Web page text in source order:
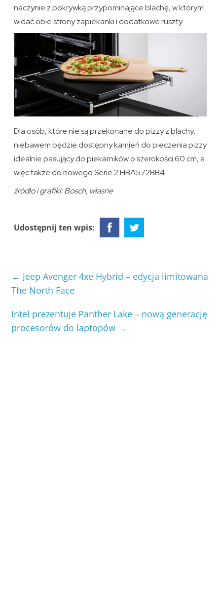
naczynie z pokrywką przypominające blachę, w którym
widać obie strony zapiekanki i dodatkowe ruszty.
Dla osób, które nie są przekonane do pizzy z blachy,
niebawem będzie dostępny kamień do pieczenia pizzy
idealnie pasujący do piekarników o szerokości 60 cm, a
więc także do nowego Serie 2 HBA572BB4.
źródło i grafiki: Bosch, własne
Udostępnij ten wpis:
← Jeep Avenger 4xe Hybrid – edycja limitowana
The North Face
Intel prezentuje Panther Lake – nową generację
procesorów do laptopów →